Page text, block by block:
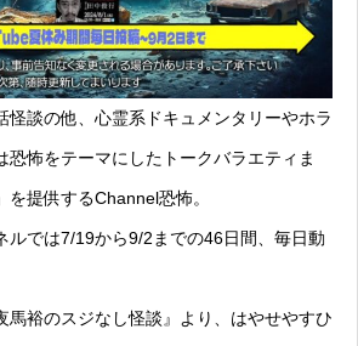
怪談の他、心霊系ドキュメンタリーやホラ
恐怖をテーマにしたトークバラエティま
提供するChannel恐怖。
ルでは7/19から9/2までの46日間、毎日動
馬裕のスジなし怪談』より、はやせやすひ